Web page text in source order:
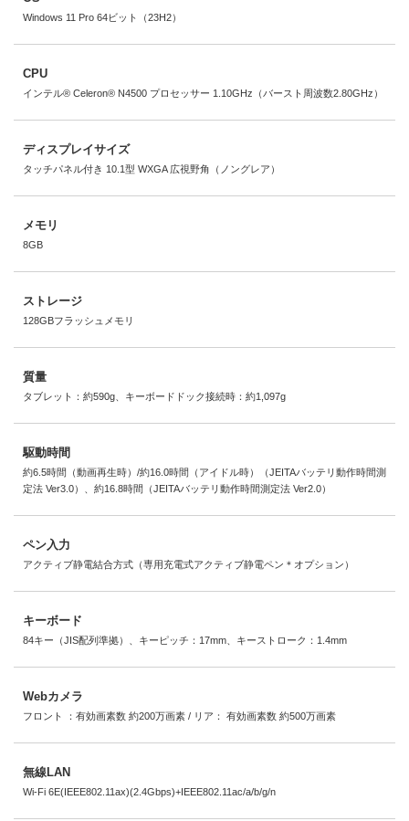
Windows 11 Pro 64ビット（23H2）
CPU
インテル® Celeron® N4500 プロセッサー 1.10GHz（バースト周波数2.80GHz）
ディスプレイサイズ
タッチパネル付き 10.1型 WXGA 広視野角（ノングレア）
メモリ
8GB
ストレージ
128GBフラッシュメモリ
質量
タブレット：約590g、キーボードドック接続時：約1,097g
駆動時間
約6.5時間（動画再生時）/約16.0時間（アイドル時）（JEITAバッテリ動作時間測
定法 Ver3.0）、約16.8時間（JEITAバッテリ動作時間測定法 Ver2.0）
ペン入力
アクティブ静電結合方式（専用充電式アクティブ静電ペン＊オプション）
キーボード
84キー（JIS配列準拠）、キーピッチ：17mm、キーストローク：1.4mm
Webカメラ
フロント ：有効画素数 約200万画素 / リア： 有効画素数 約500万画素
無線LAN
Wi-Fi 6E(IEEE802.11ax)(2.4Gbps)+IEEE802.11ac/a/b/g/n